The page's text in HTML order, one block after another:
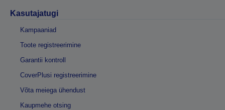
Kasutajatugi
Kampaaniad
Toote registreerimine
Garantii kontroll
CoverPlusi registreerimine
Võta meiega ühendust
Kaupmehe otsing